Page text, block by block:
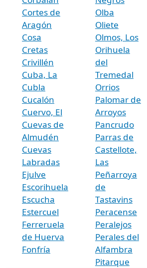
Cortes de
Aragón
Cosa
Cretas
Crivillén
Cuba, La
Cubla
Cucalón
Cuervo, El
Cuevas de
Almudén
Cuevas
Labradas
Ejulve
Escorihuela
Escucha
Estercuel
Ferreruela
de Huerva
Fonfría
Olba
Oliete
Olmos, Los
Orihuela
del
Tremedal
Orrios
Palomar de
Arroyos
Pancrudo
Parras de
Castellote,
Las
Peñarroya
de
Tastavins
Peracense
Peralejos
Perales del
Alfambra
Pitarque